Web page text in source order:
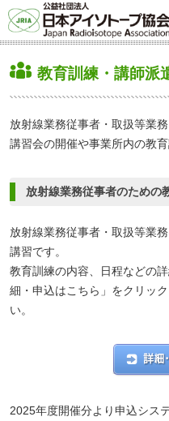
採
教育訓練・講師派
放射線業務従事者・取扱等業
講習会の開催や事業所内の教
放射線業務従事者のための
放射線業務従事者・取扱等業
講習です。
教育訓練の内容、日程などの
細・申込はこちら」をクリッ
い。
2025年度開催分より申込シス